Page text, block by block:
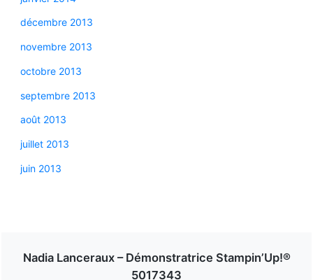
décembre 2013
novembre 2013
octobre 2013
septembre 2013
août 2013
juillet 2013
juin 2013
Nadia Lanceraux – Démonstratrice Stampin’Up!®
5017343